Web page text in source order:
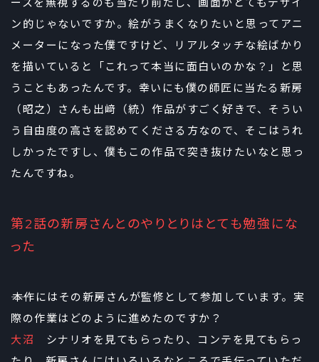
ースを無視するのも当たり前だし、画面がとてもデザイ
ン的じゃないですか。絵がうまくなりたいと思ってアニ
メーターになった僕ですけど、リアルタッチな絵ばかり
を描いていると「これって本当に面白いのかな？」と思
うこともあったんです。幸いにも僕の師匠に当たる新房
（昭之）さんも出﨑（統）作品がすごく好きで、そうい
う自由度の高さを認めてくださる方なので、そこはうれ
しかったですし、僕もこの作品で突き抜けたいなと思っ
たんですね。
第2話の新房さんとのやりとりはとても勉強にな
った
――本作にはその新房さんが監修として参加しています。実
際の作業はどのように進めたのですか？
大沼 シナリオを見てもらったり、コンテを見てもらっ